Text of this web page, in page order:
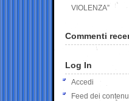
VIOLENZA”
Commenti
Log In
Accedi
Feed dei